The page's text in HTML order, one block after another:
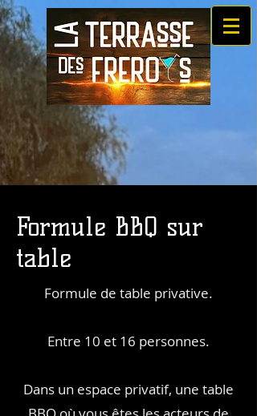
Formule BBQ sur
table
Formule de table privative.
Entre 10 et 16 personnes.
Dans un espace privatif, une table